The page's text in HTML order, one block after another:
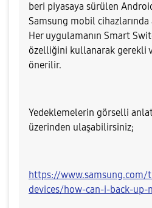
beri piyasaya sürülen
Samsung mobil
Her uygulamanın Smart
özelliğini kullanarak gerekli
önerilir.
Yedeklemelerin görselli
üzerinden ulaşabilirsiniz;
https://
devices/how-can-i-back-